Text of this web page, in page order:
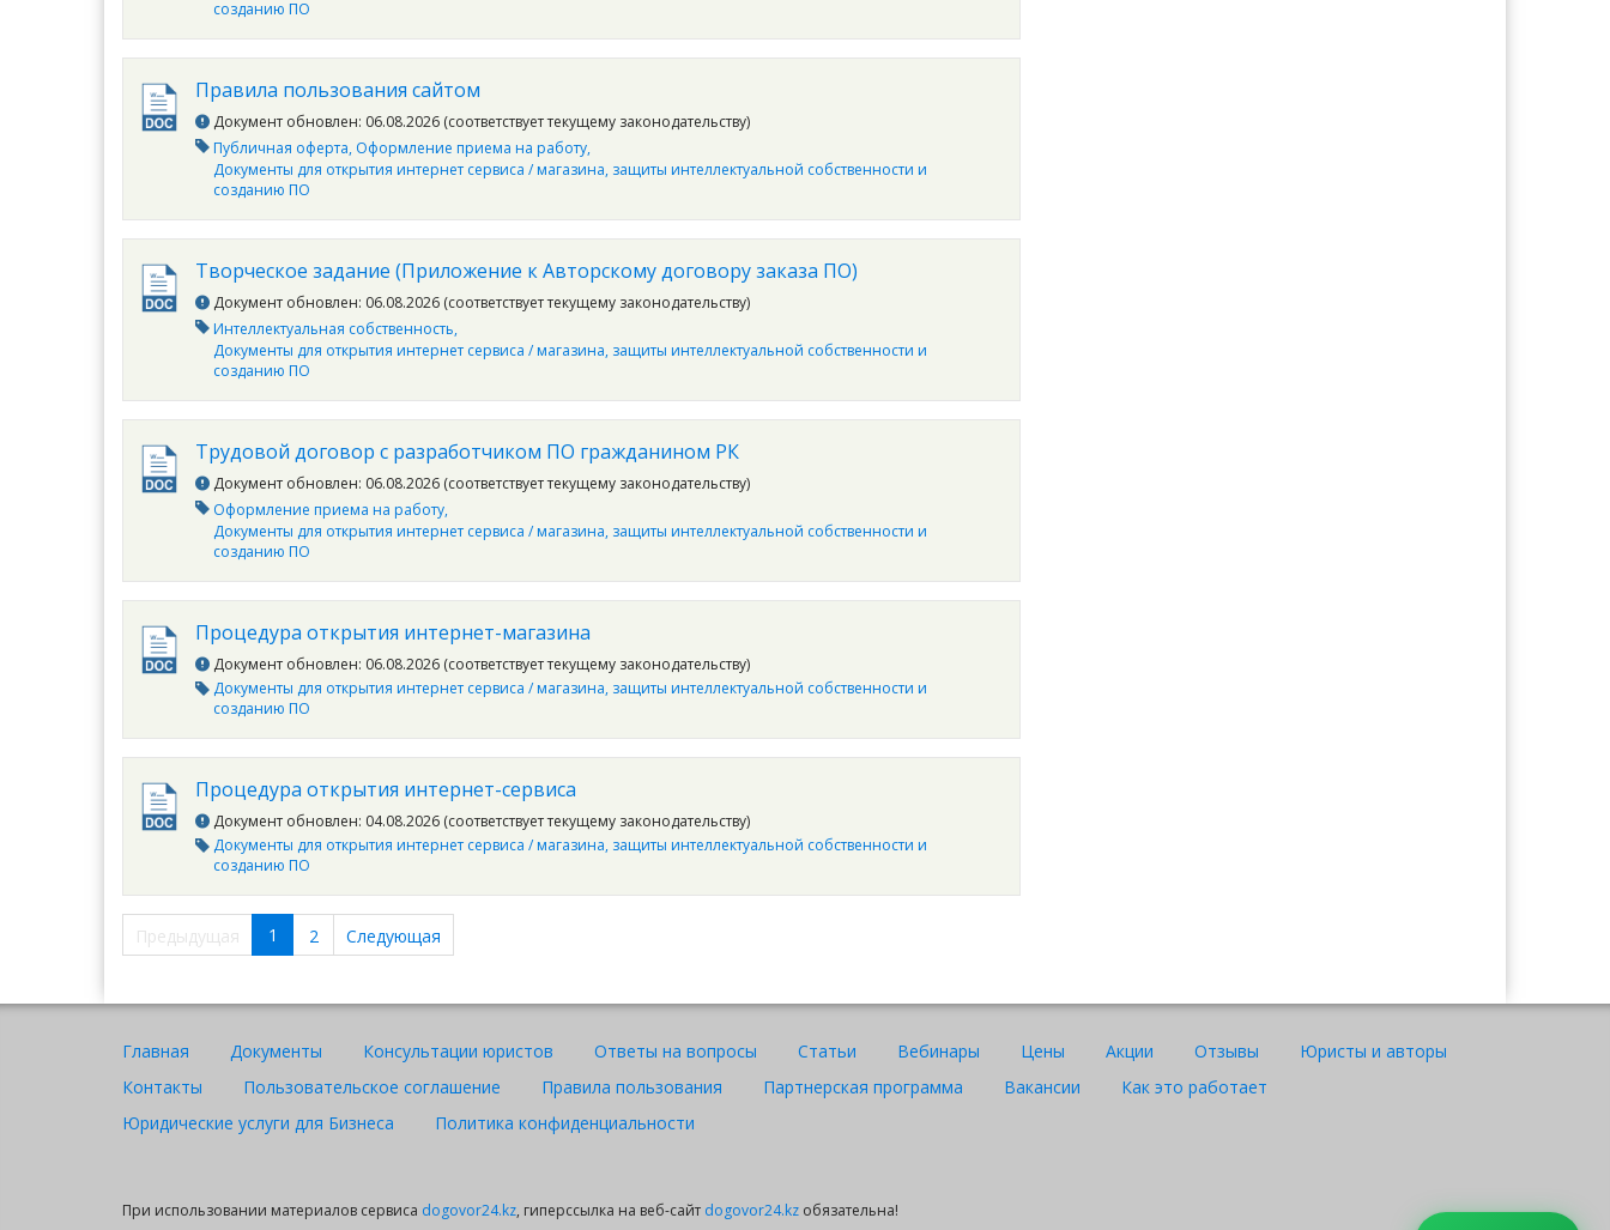
созданию ПО
Правила пользования сайтом
Документ обновлен: 06.08.2026 (соответствует текущему законодательству)
Публичная оферта Оформление приема на работу
Документы для открытия интернет сервиса / магазина, защиты интеллектуальной собственности и
созданию ПО
Творческое задание (Приложение к Авторскому договору заказа ПО)
Документ обновлен: 06.08.2026 (соответствует текущему законодательству)
Интеллектуальная собственность
Документы для открытия интернет сервиса / магазина, защиты интеллектуальной собственности и
созданию ПО
Трудовой договор с разработчиком ПО гражданином РК
Документ обновлен: 06.08.2026 (соответствует текущему законодательству)
Оформление приема на работу
Документы для открытия интернет сервиса / магазина, защиты интеллектуальной собственности и
созданию ПО
Процедура открытия интернет-магазина
Документ обновлен: 06.08.2026 (соответствует текущему законодательству)
Документы для открытия интернет сервиса / магазина, защиты интеллектуальной собственности и
созданию ПО
Процедура открытия интернет-сервиса
Документ обновлен: 04.08.2026 (соответствует текущему законодательству)
Документы для открытия интернет сервиса / магазина, защиты интеллектуальной собственности и
созданию ПО
Предыдущая 1 2 Следующая
Главная Документы Консультации юристов Ответы на вопросы Статьи Вебинары Цены Акции Отзывы
Юристы и авторы
Контакты
Пользовательское соглашение Правила пользования Партнерская программа Вакансии
Как это работает
Юридические услуги для Бизнеса
Политика конфиденциальности
При использовании материалов сервиса dogovor24.kz, гиперссылка на веб-сайт dogovor24.kz обязательна!